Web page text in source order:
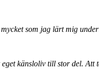
som jag lärt mig
känsloliv till stor del.